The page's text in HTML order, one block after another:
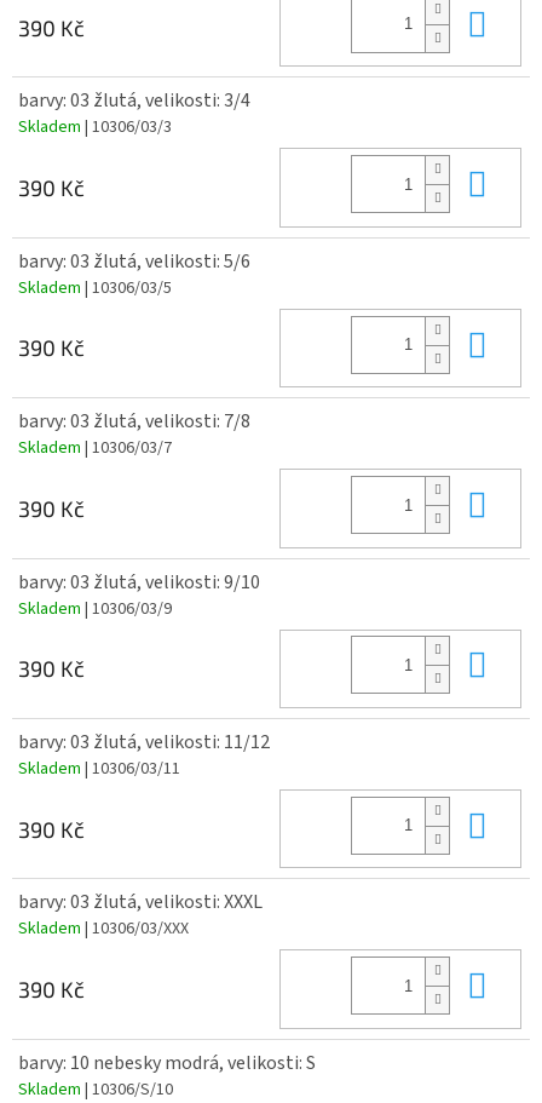
390 Kč
barvy: 03 žlutá, velikosti: 3/4
Skladem | 10306/03/3
390 Kč
barvy: 03 žlutá, velikosti: 5/6
Skladem | 10306/03/5
390 Kč
barvy: 03 žlutá, velikosti: 7/8
Skladem | 10306/03/7
390 Kč
barvy: 03 žlutá, velikosti: 9/10
Skladem | 10306/03/9
390 Kč
barvy: 03 žlutá, velikosti: 11/12
Skladem | 10306/03/11
390 Kč
barvy: 03 žlutá, velikosti: XXXL
Skladem | 10306/03/XXX
390 Kč
barvy: 10 nebesky modrá, velikosti: S
Skladem | 10306/S/10